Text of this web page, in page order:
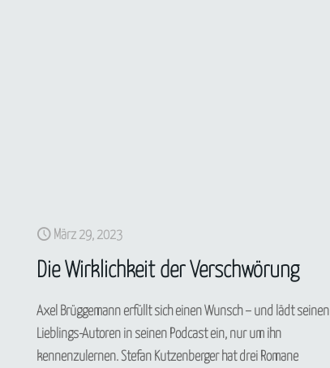
März 29, 2023
Die Wirklichkeit der Verschwörung
Axel Brüggemann erfüllt sich einen Wunsch – und lädt seinen
Lieblings-Autoren in seinen Podcast ein, nur um ihn
kennenzulernen. Stefan Kutzenberger hat drei Romane